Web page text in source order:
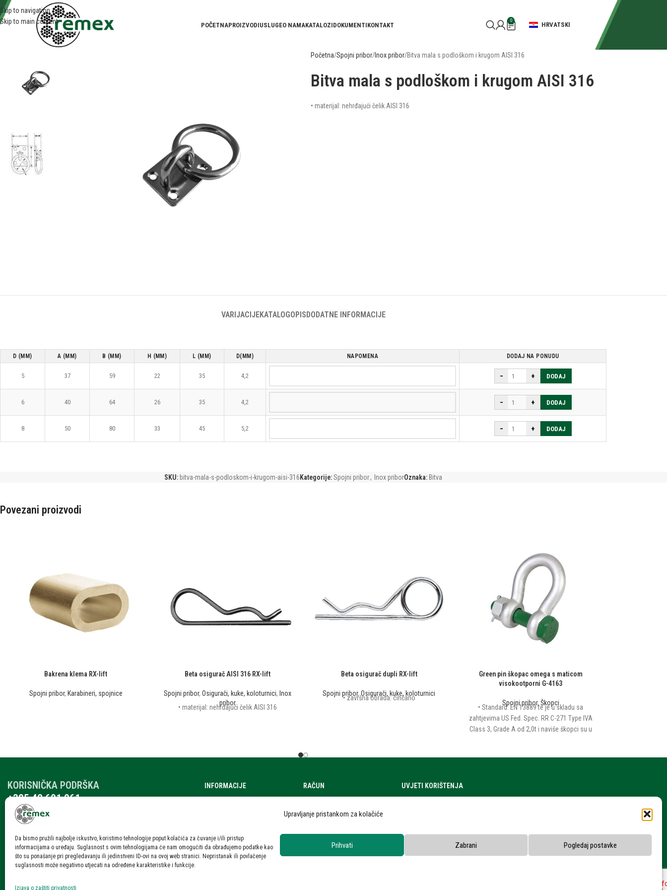
Upravljanje pristankom za kolačiće
Da bismo pružili najbolje iskustvo, koristimo tehnologije poput kolačića za čuvanje i/ili pristup
informacijama o uređaju. Suglasnost s ovim tehnologijama će nam omogućiti da obrađujemo podatke kao
što su ponašanje pri pregledavanju ili jedinstveni ID-ovi na ovoj web stranici. Nepristanak ili povlačenje
suglasnosti može negativno utjecati na određene karakteristike i funkcije.
Prihvati Zabrani Pogledaj postavke
Izjava o zaštiti privatnosti
Skip to navigation
Skip to main content
POČETNAPROIZVODIUSLUGEO NAMAKATALOZIDOKUMENTIKONTAKT
0
HRVATSKI
Početna Spojni pribor Inox pribor Bitva mala s podloškom i krugom AISI 316
Bitva mala s podloškom i krugom AISI 316
• materijal: nehrđajući čelik AISI 316
VARIJACIJEKATALOGOPISDODATNE INFORMACIJE
D (MM) A (MM) B (MM) H (MM) L (MM) D(MM) NAPOMENA DODAJ NA PONUDU
5 37 59 22 35 4,2 − + DODAJ
6 40 64 26 35 4,2 − + DODAJ
8 50 80 33 45 5,2 − + DODAJ
SKU: bitva-mala-s-podloskom-i-krugom-aisi-316Kategorije:Spojni pribor, Inox priborOznaka: Bitva
Povezani proizvodi
Bakrena klema RX-lift
Spojni pribor, Karabineri, spojnice
Beta osigurač AISI 316 RX-lift
Spojni pribor, Osigurači, kuke, koloturnici, Inox
pribor
• materijal: nehrđajući čelik AISI 316
Beta osigurač dupli RX-lift
Spojni pribor,Osigurači, kuke, koloturnici
• završna obrada: cinčano
Green pin škopac omega s maticom
visokootporni G-4163
Spojni pribor, Škopci
• Standard: EN 13889 te je u skladu sa
zahtjevima US Fed. Spec. RR C-271 Type IVA
Class 3, Grade A od 2,0t i naviše škopci su u
KORISNIČKA PODRŠKA
+385 42 601 061
remex@rmx.nikola-it.hr
Ponedjeljak – Petak: 7:30-15:30
INFORMACIJE
Karijera
Blog i novosti
RAČUN
Zahtjev za ponudom
UVJETI KORIŠTENJA
Privatnost korisnika